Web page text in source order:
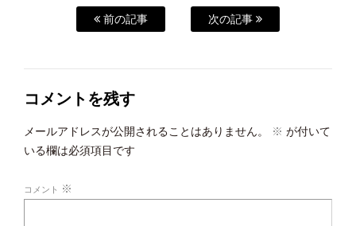
前の記事 次の記事
コメントを残す
メールアドレスが公開されることはありません。 ※ が付いて
いる欄は必須項目です
コメント ※